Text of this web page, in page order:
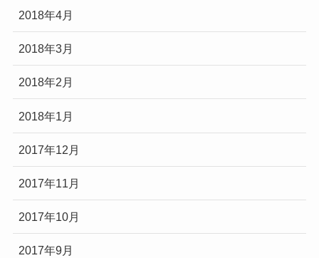
2018年4月
2018年3月
2018年2月
2018年1月
2017年12月
2017年11月
2017年10月
2017年9月